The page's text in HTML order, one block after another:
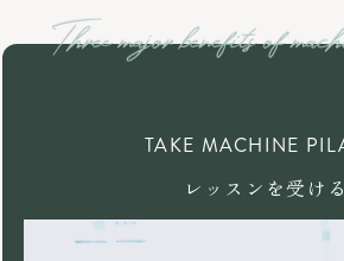
TAKE MACHINE
レッスンを受ける